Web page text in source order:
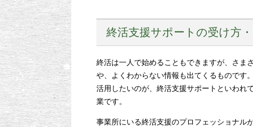
終活支援サポートの受け方・
終活は一人で始めることもできますが、さま
や、よくわからない情報も出てくるものです
活用したいのが、終活支援サポートといわれ
業です。
事業所にいる終活支援のプロフェッショナル